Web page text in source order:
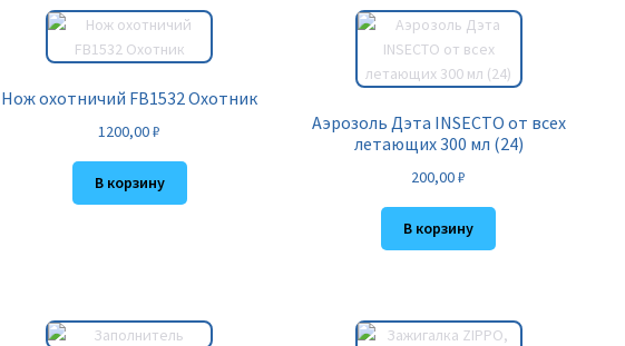
Нож охотничий FB1532 Охотник
1200,00₽
В корзину
Аэрозоль Дэта INSECTO от всех
летающих 300 мл (24)
200,00₽
В корзину